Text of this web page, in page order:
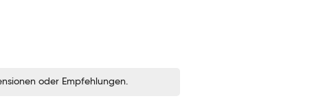
oder Empfehlungen.